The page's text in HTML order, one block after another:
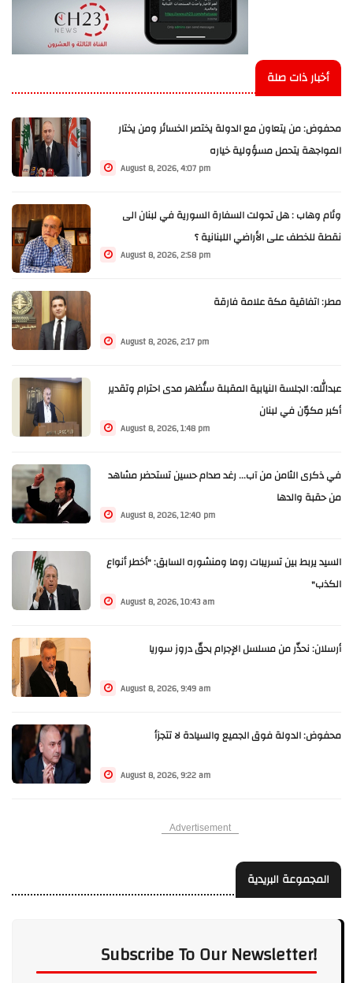
أخبار ذات صلة
محفوض: من يتعاون مع الدولة يختصر الخسائر ومن يختار
المواجهة يتحمل مسؤولية خياره
August 8, 2026, 4:07 pm
وئام وهاب : هل تحولت السفارة السورية في لبنان الى
نقطة للخطف على الأراضي اللبنانية ؟
August 8, 2026, 2:58 pm
مطر: اتفاقية مكة علامة فارقة
August 8, 2026, 2:17 pm
عبدالله: الجلسة النيابية المقبلة ستُظهر مدى احترام وتقدير
أكبر مكوّن في لبنان
August 8, 2026, 1:48 pm
في ذكرى الثامن من آب... رغد صدام حسين تستحضر مشاهد
من حقبة والدها
August 8, 2026, 12:40 pm
السيد يربط بين تسريبات روما ومنشوره السابق: "أخطر أنواع
الكذب"
August 8, 2026, 10:43 am
أرسلان: نحذّر من مسلسل الإجرام بحقّ دروز سوريا
August 8, 2026, 9:49 am
محفوض: الدولة فوق الجميع والسيادة لا تتجزأ
August 8, 2026, 9:22 am
Advertisement
المجموعة البريدية
Subscribe To Our Newsletter!